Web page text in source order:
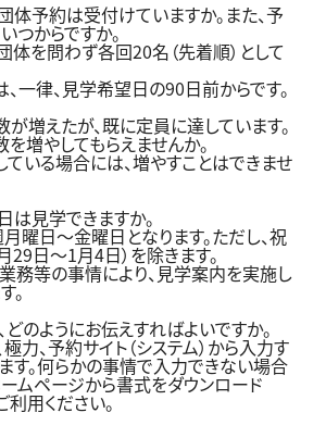
体予約は受付けていますか。また、予
つからですか。
体を問わず各回20名（先着順）として
一律、見学希望日の90日前からです。
が増えたが、既に定員に達しています。
増やしてもらえませんか。
ている場合には、増やすことはできませ
は見学できますか。
曜日～金曜日となります。ただし、祝
29日～1月4日）を除きます。
務等の事情により、見学案内を実施し
。
どのようにお伝えすればよいですか。
力、予約サイト（システム）から入力す
す。何らかの事情で入力できない場合
ムページから書式をダウンロード
利用ください。